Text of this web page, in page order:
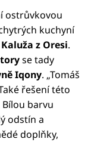
ostrůvkovou
kuchyní
z Oresi.
se tady
Iqony. „Tomáš
řešení této
barvu
odstín a
doplňky,